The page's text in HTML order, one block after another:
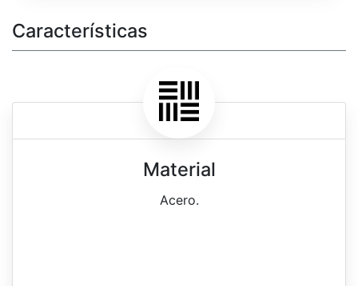
Características
Material
Acero.